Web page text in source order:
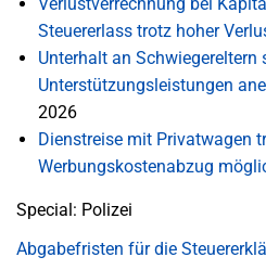
Steuererlass trotz hoher
Unterhalt an Schwiegereltern
Unterstützungsleistungen
2026
Dienstreise mit Privatwagen
Werbungskostenabzug
Special: Polizei
Abgabefristen für die